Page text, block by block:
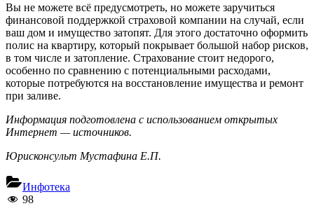
Вы не можете всё предусмотреть, но можете заручиться
финансовой поддержкой страховой компании на случай, если
ваш дом и имущество затопят. Для этого достаточно оформить
полис на квартиру, который покрывает большой набор рисков,
в том числе и затопление. Страхование стоит недорого,
особенно по сравнению с потенциальными расходами,
которые потребуются на восстановление имущества и ремонт
при заливе.
Информация подготовлена с использованием открытых
Интернет — источников.
Юрисконсульт Мустафина Е.П.
Инфотека
98